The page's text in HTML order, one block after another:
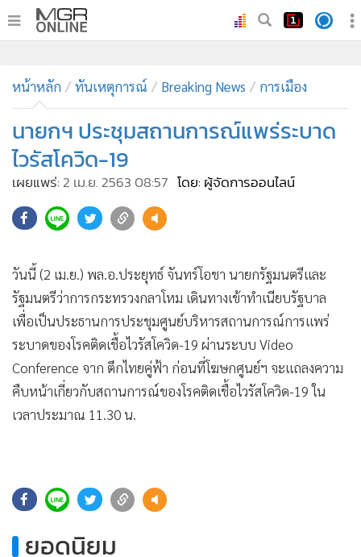
• ทันเหตุการณ์
• ภาคใต้
• ภูมิภาค
• Online Section
• บันเทิง
• ผู้จัดการรายวัน
คอลัมนิสต์
ละคร
•
CbizReview
Cyber BIZ
•
Good health & Well-being
• Green Innovation & SD
• Management & HR
• การเมือง
• ท่องเที่ยว
•
หน้าหลัก ทันเหตุการณ์ Breaking News การเมือง
นายกฯ ประชุมสถานการณ์แพร่ระบาด
ไวรัสโควิด-19
เผยแพร่: 2 เม.ย. 2563 08:57 โดย: ผู้จัดการออนไลน์
วันนี้ (2 เม.ย.) พล.อ.ประยุทธ์ จันทร์โอชา นายกรัฐมนตรีและ
รัฐมนตรีว่าการกระทรวงกลาโหม เดินทางเข้าทำเนียบรัฐบาล
เพื่อเป็นประธานการประชุมศูนย์บริหารสถานการณ์การแพร่
ระบาดของโรคติดเชื้อไวรัสโควิด-19 ผ่านระบบ Video
Conference จาก ตึกไทยคู่ฟ้า ก่อนที่โฆษกศูนย์ฯ จะแถลงความ
คืบหน้าเกี่ยวกับสถานการณ์ของโรคติดเชื้อไวรัสโควิด-19 ใน
เวลาประมาณ 11.30 น.
ยอดนิยม